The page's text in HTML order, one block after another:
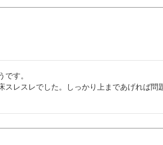
です。
スレスレでした。しっかり上まであげれば